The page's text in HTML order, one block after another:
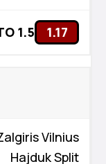
1.5 1.17
Vilnius
Hajduk Split